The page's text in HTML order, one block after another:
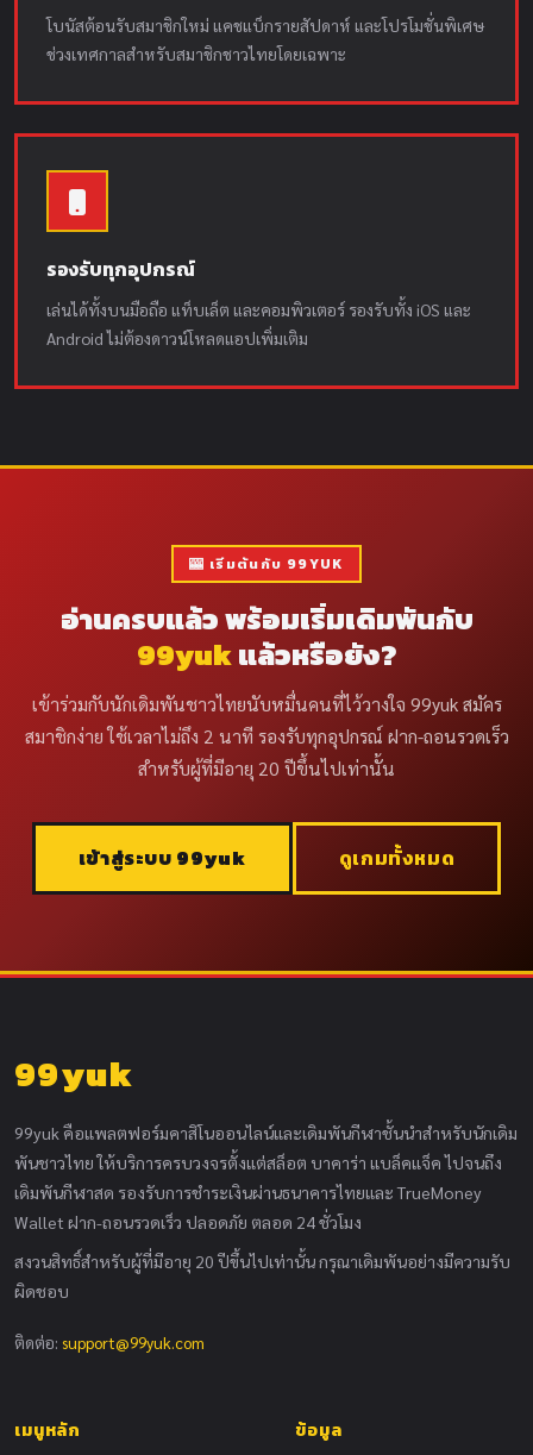
โบนัสต้อนรับสมาชิกใหม่ แคชแบ็กรายสัปดาห์ และโปรโมชั่นพิเศษ
ช่วงเทศกาลสำหรับสมาชิกชาวไทยโดยเฉพาะ
รองรับทุกอุปกรณ์
เล่นได้ทั้งบนมือถือ แท็บเล็ต และคอมพิวเตอร์ รองรับทั้ง iOS และ
Android ไม่ต้องดาวน์โหลดแอปเพิ่มเติม
🎰 เริ่มต้นกับ 99YUK
อ่านครบแล้ว พร้อมเริ่มเดิมพันกับ
99yukแล้วหรือยัง?
เข้าร่วมกับนักเดิมพันชาวไทยนับหมื่นคนที่ไว้วางใจ 99yuk สมัคร
สมาชิกง่าย ใช้เวลาไม่ถึง 2 นาที รองรับทุกอุปกรณ์ ฝาก-ถอนรวดเร็ว
สำหรับผู้ที่มีอายุ 20 ปีขึ้นไปเท่านั้น
เข้าสู่ระบบ 99yuk ดูเกมทั้งหมด
99yuk
99yuk คือแพลตฟอร์มคาสิโนออนไลน์และเดิมพันกีฬาชั้นนำสำหรับนักเดิม
พันชาวไทย ให้บริการครบวงจรตั้งแต่สล็อต บาคาร่า แบล็คแจ็ค ไปจนถึง
เดิมพันกีฬาสด รองรับการชำระเงินผ่านธนาคารไทยและ TrueMoney
Wallet ฝาก-ถอนรวดเร็ว ปลอดภัย ตลอด 24 ชั่วโมง
สงวนสิทธิ์สำหรับผู้ที่มีอายุ 20 ปีขึ้นไปเท่านั้น กรุณาเดิมพันอย่างมีความรับ
ผิดชอบ
ติดต่อ: support@99yuk.com
เมนูหลัก ข้อมูล